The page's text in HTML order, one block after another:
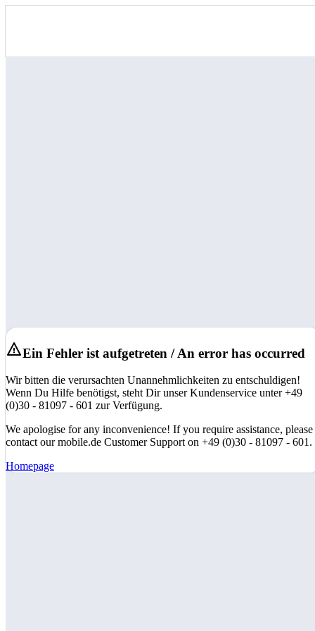
Ein Fehler ist aufgetreten / An error has occurred
Wir bitten die verursachten Unannehmlichkeiten zu entschuldigen!
Wenn Du Hilfe benötigst, steht Dir unser Kundenservice unter +49
(0)30 - 81097 - 601 zur Verfügung.
We apologise for any inconvenience! If you require assistance, please
contact our mobile.de Customer Support on +49 (0)30 - 81097 - 601.
Homepage